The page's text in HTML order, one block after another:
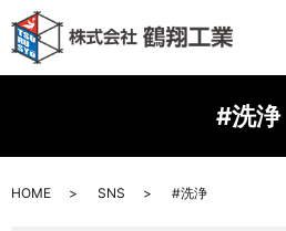
#洗浄
HOME SNS #洗浄